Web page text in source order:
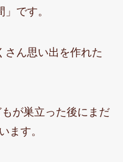
です。
さん思い出を作れた
が巣立った後にまだ
ます。